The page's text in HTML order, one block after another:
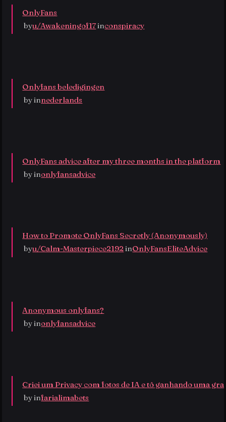
OnlyFans
byu/Awakeningof17 inconspiracy
Onlyfans beledigingen
by innederlands
OnlyFans advice after my three months in the platform
by inonlyfansadvice
How to Promote OnlyFans Secretly (Anonymously)
byu/Calm-Masterpiece2192 inOnlyFansEliteAdvice
Anonymous onlyfans?
by inonlyfansadvice
Criei um Privacy com fotos de IA e tô ganhando uma
by infarialimabets